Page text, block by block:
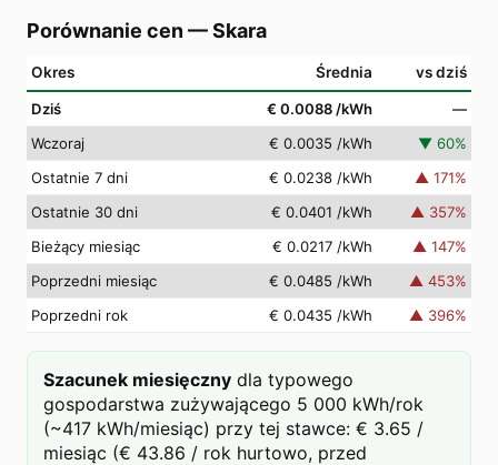
Porównanie cen —Skara
Okres Średnia vs dziś
Dziś € 0.0088 /kWh
—
Wczoraj
€ 0.0035 /kWh ▼ 60%
Ostatnie 7 dni
€ 0.0238 /kWh ▲ 171%
Ostatnie 30 dni
€ 0.0401 /kWh ▲ 357%
Bieżący miesiąc
€ 0.0217 /kWh ▲ 147%
Poprzedni miesiąc
€ 0.0485 /kWh ▲ 453%
Poprzedni rok
€ 0.0435 /kWh ▲ 396%
Szacunek miesięczny dla typowego
gospodarstwa zużywającego 5 000 kWh/rok
(~417 kWh/miesiąc) przy tej stawce: € 3.65 /
miesiąc (€ 43.86 / rok hurtowo, przed